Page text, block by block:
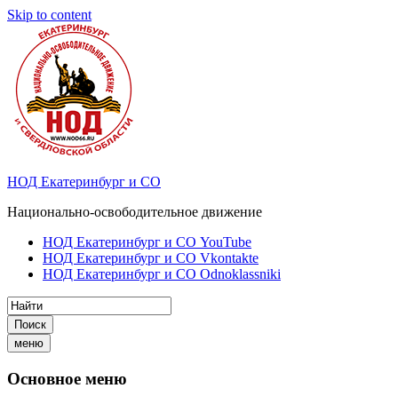
Skip to content
НОД Екатеринбург и СО
Национально-освободительное движение
НОД Екатеринбург и СО YouTube
НОД Екатеринбург и СО Vkontakte
НОД Екатеринбург и СО Odnoklassniki
Поиск
меню
Основное меню